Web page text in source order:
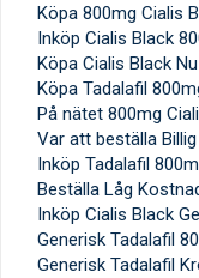
Köpa 800mg Cialis
Inköp Cialis Black
Köpa Cialis Black
Köpa Tadalafil
På nätet 800mg
Var att beställa
Inköp Tadalafil
Beställa Låg
Inköp Cialis Black
Generisk Tadalafil
Generisk Tadalafil